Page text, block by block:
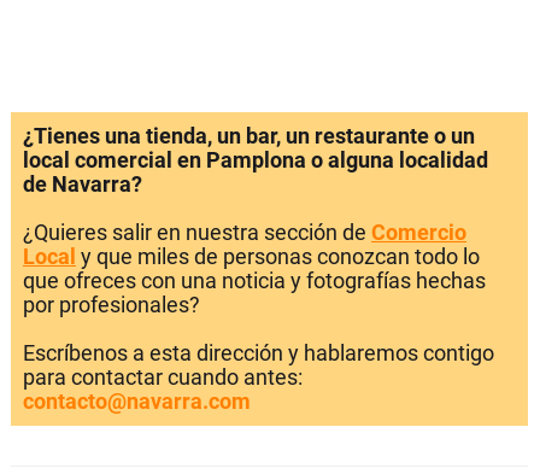
¿Tienes una tienda, un bar, un restaurante o un
local comercial en Pamplona o alguna localidad
de Navarra?
¿Quieres salir en nuestra sección de Comercio
Local y que miles de personas conozcan todo lo
que ofreces con una noticia y fotografías hechas
por profesionales?
Escríbenos a esta dirección y hablaremos contigo
para contactar cuando antes:
contacto@navarra.com